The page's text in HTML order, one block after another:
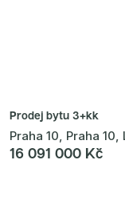
Prodej bytu 3+kk
Praha 10, Praha 10,
16 091 000 Kč